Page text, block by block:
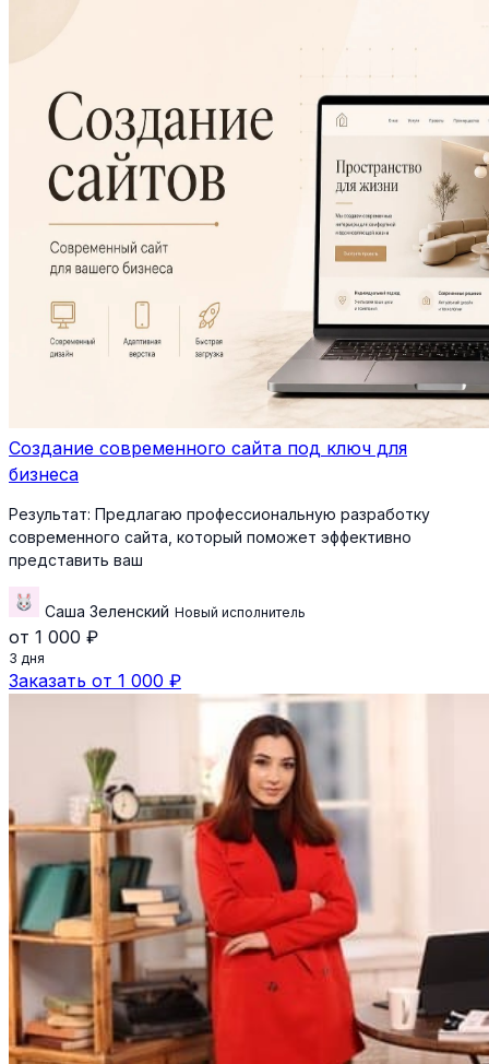
Создание современного сайта под ключ для
бизнеса
Результат: Предлагаю профессиональную разработку
современного сайта, который поможет эффективно
представить ваш
Саша Зеленский Новый исполнитель
от 1 000 ₽
3 дня
Заказать от 1 000 ₽